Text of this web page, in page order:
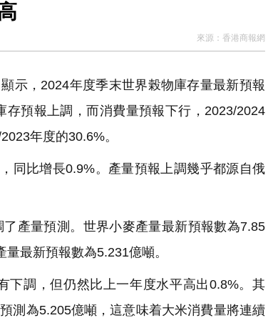
來源： 香港商報網
示，2024年度季末世界榖物庫存量最新預報
預報上調，而消費量預報下行，2023/2024
年度的30.6%。
同比增長0.9%。產量預報上調幾乎都源自俄
產量預測。世界小麥產量最新預報數為7.85
最新預報數為5.231億噸。
調，但仍然比上一年度水平高出0.8%。其
測為5.205億噸，這意味着大米消費量將連續